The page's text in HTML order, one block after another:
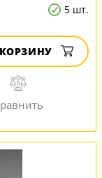
5 шт.